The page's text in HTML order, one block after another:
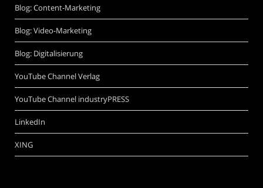
Blog: Content-Marketing
Blog: Video-Marketing
Blog: Digitalisierung
YouTube Channel Verlag
YouTube Channel industryPRESS
LinkedIn
XING